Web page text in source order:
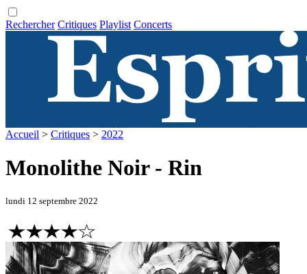
Rechercher Critiques Playlist Concerts
Accueil > Critiques > 2022
Monolithe Noir - Rin
lundi 12 septembre 2022